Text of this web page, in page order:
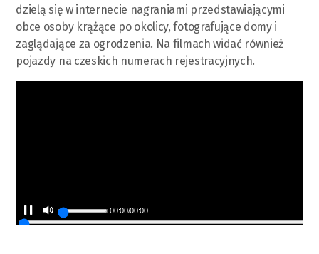
dzielą się w internecie nagraniami przedstawiającymi
obce osoby krążące po okolicy, fotografujące domy i
zaglądające za ogrodzenia. Na filmach widać również
pojazdy na czeskich numerach rejestracyjnych.
00:00/00:00